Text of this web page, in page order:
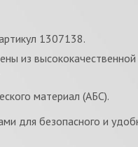
1307138.
из высококачественной
материал (АБС).
для безопасного и